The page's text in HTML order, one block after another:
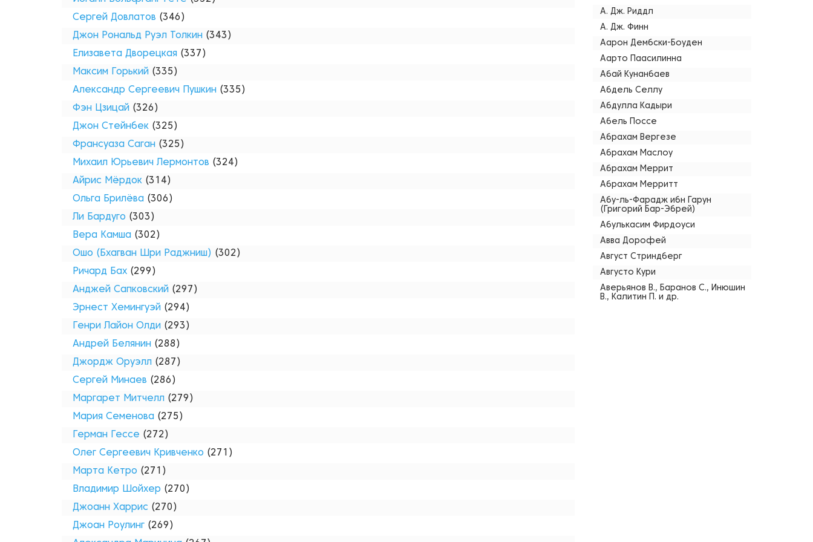
Сергей Довлатов (346)
Джон Рональд Руэл Толкин (343)
Елизавета Дворецкая (337)
Максим Горький (335)
Александр Сергеевич Пушкин (335)
Фэн Цзицай (326)
Джон Стейнбек (325)
Франсуаза Саган (325)
Михаил Юрьевич Лермонтов (324)
Айрис Мёрдок (314)
Ольга Брилёва (306)
Ли Бардуго (303)
Вера Камша (302)
Ошо (Бхагван Шри Раджниш) (302)
Ричард Бах (299)
Анджей Сапковский (297)
Эрнест Хемингуэй (294)
Генри Лайон Олди (293)
Андрей Белянин (288)
Джордж Оруэлл (287)
Сергей Минаев (286)
Маргарет Митчелл (279)
Мария Семенова (275)
Герман Гессе (272)
Олег Сергеевич Кривченко (271)
Марта Кетро (271)
Владимир Шойхер (270)
Джоанн Харрис (270)
Джоан Роулинг (269)
А. Дж. Риддл
А. Дж. Финн
Аарон Дембски-Боуден
Аарто Паасилинна
Абай Кунанбаев
Абдель Селлу
Абдулла Кадыри
Абель Поссе
Абрахам Вергезе
Абрахам Маслоу
Абрахам Меррит
Абрахам Мерритт
Абу-ль-Фарадж ибн Гарун
(Григорий Бар-Эбрей)
Абулькасим Фирдоуси
Авва Дорофей
Август Стриндберг
Августо Кури
Аверьянов В., Баранов С., Инюшин
В., Калитин П. и др.